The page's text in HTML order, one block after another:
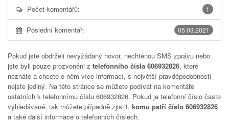
1
Počet komentářů:
05.03.2021
Poslední komentář:
Pokud jste obdrželi nevyžádaný hovor, nechtěnou SMS zprávu nebo
jste byli pouze prozvoněni z telefonního čísla 606932826, které
neznáte a chcete o něm více informací, s největší pravděpodobností
nejste jediný. Na této stránce se můžete podívat na komentáře
ostatních k telefonnímu číslu 606932826. Pokud je telefonní číslo často
vyhledávané, tak můžete případně zjistit, komu patří číslo 606932826
a také další informace o telefonních číslech.